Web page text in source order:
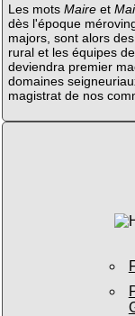
Les mots Maireet
dès l'époque
majors, sont alors
rural et les équipes
deviendra premier
domaines
magistrat de nos